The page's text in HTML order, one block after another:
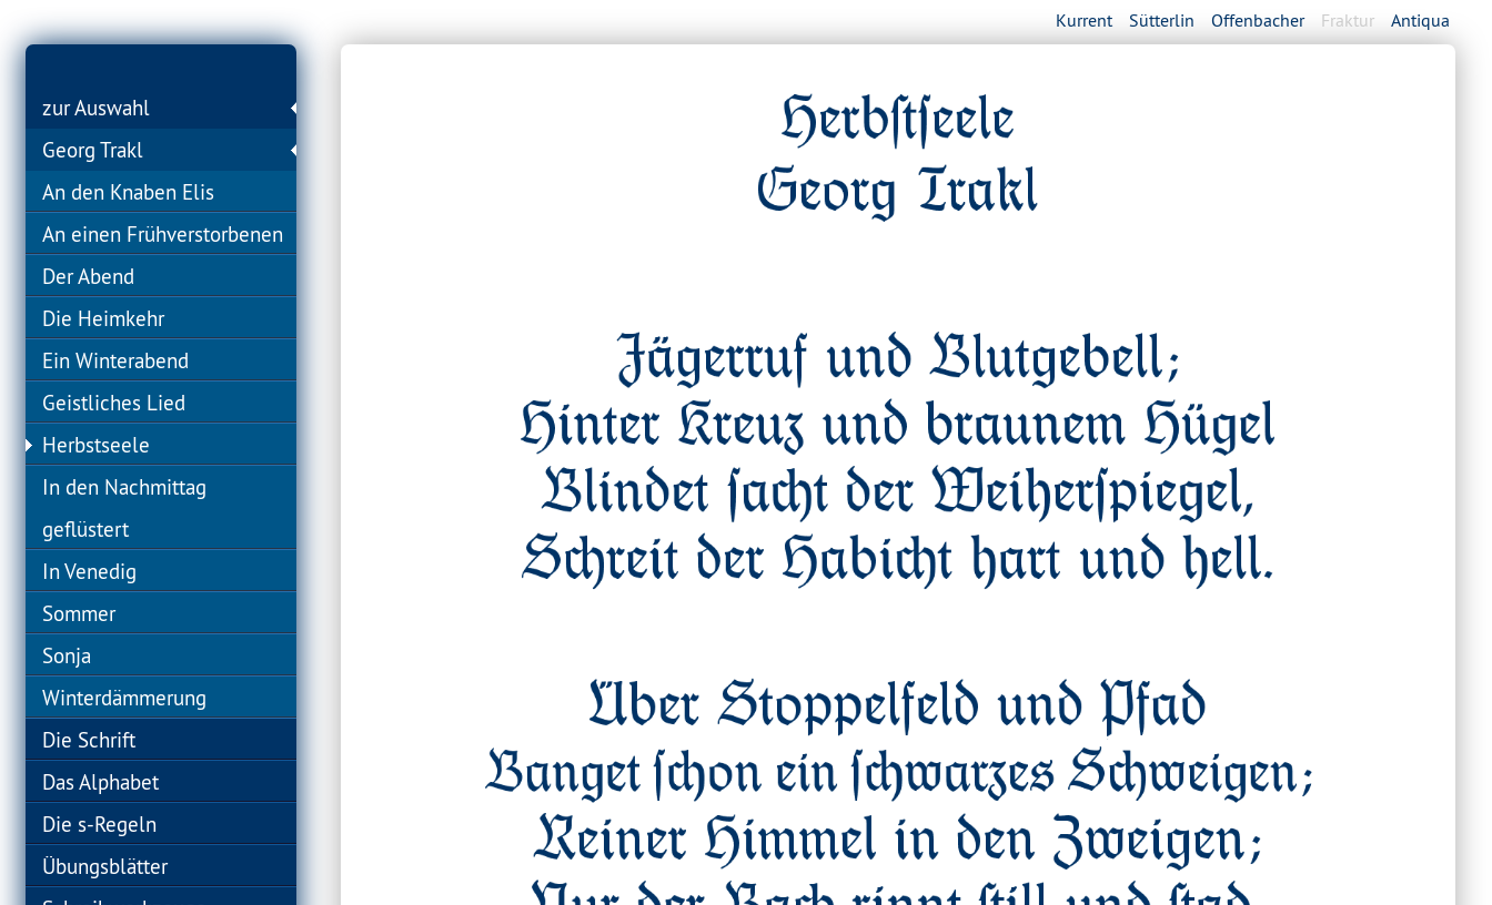
Kurrent Sütterlin Offenbacher Fraktur Antiqua
zur Auswahl
Georg Trakl
An den Knaben Elis
An einen Frühverstorbenen
Der Abend
Die Heimkehr
Ein Winterabend
Geistliches Lied
Herbstseele
In den Nachmittag
geflüstert
In Venedig
Sommer
Sonja
Winterdämmerung
Die Schrift
Das Alphabet
Die s-Regeln
Übungsblätter